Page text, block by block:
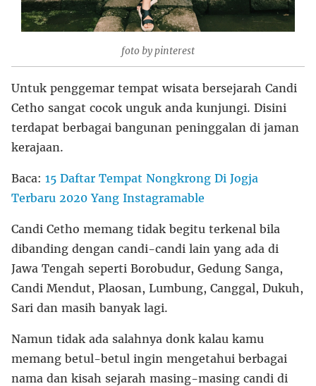
foto by pinterest
Untuk penggemar tempat wisata bersejarah Candi
Cetho sangat cocok unguk anda kunjungi. Disini
terdapat berbagai bangunan peninggalan di jaman
kerajaan.
Baca: 15 Daftar Tempat Nongkrong Di Jogja
Terbaru 2020 Yang Instagramable
Candi Cetho memang tidak begitu terkenal bila
dibanding dengan candi-candi lain yang ada di
Jawa Tengah seperti Borobudur, Gedung Sanga,
Candi Mendut, Plaosan, Lumbung, Canggal, Dukuh,
Sari dan masih banyak lagi.
Namun tidak ada salahnya donk kalau kamu
memang betul-betul ingin mengetahui berbagai
nama dan kisah sejarah masing-masing candi di